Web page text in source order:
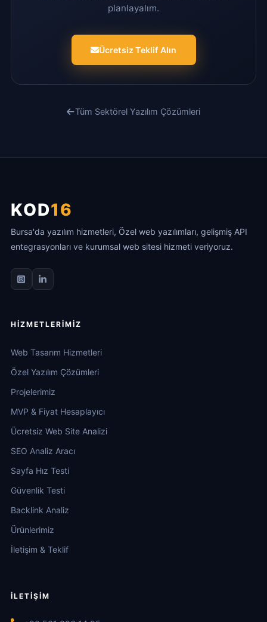
planlayalım.
Ücretsiz Teklif Alın
Tüm Sektörel Yazılım Çözümleri
KOD16
Bursa'da yazılım hizmetleri, Özel web yazılımları, gelişmiş API
entegrasyonları ve kurumsal web sitesi hizmeti veriyoruz.
HIZMETLERIMIZ
Web Tasarım Hizmetleri
Özel Yazılım Çözümleri
Projelerimiz
MVP & Fiyat Hesaplayıcı
Ücretsiz Web Site Analizi
SEO Analiz Aracı
Sayfa Hız Testi
Güvenlik Testi
Backlink Analiz
Ürünlerimiz
İletişim & Teklif
İLETIŞIM